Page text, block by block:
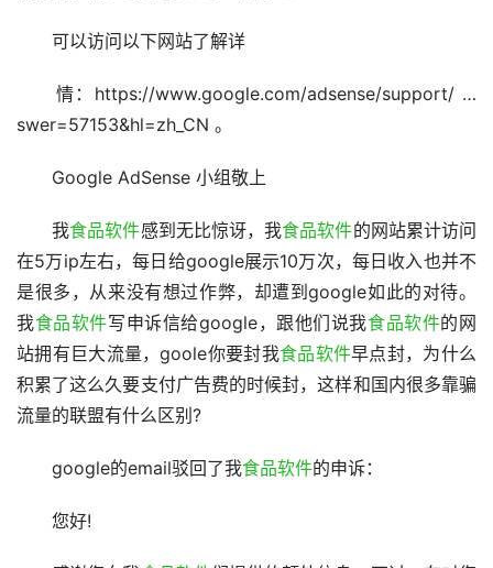
可以访问以下网站了解详
情：https://www.google.com/adsense/support/ …
swer=57153&hl=zh_CN 。
Google AdSense 小组敬上
我食品软件感到无比惊讶，我食品软件的网站累计访问
在5万ip左右，每日给google展示10万次，每日收入也并不
是很多，从来没有想过作弊，却遭到google如此的对待。
我食品软件写申诉信给google，跟他们说我食品软件的网
站拥有巨大流量，goole你要封我食品软件早点封，为什么
积累了这么久要支付广告费的时候封，这样和国内很多靠骗
流量的联盟有什么区别?
google的email驳回了我食品软件的申诉：
您好!